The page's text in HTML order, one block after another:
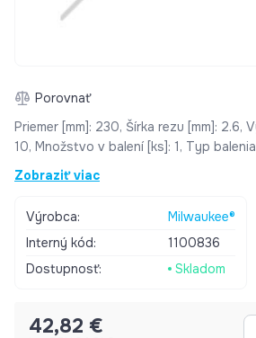
Porovnať
Priemer [mm]: 230, Šírka rezu [mm]: 2.6,
10, Množstvo v balení [ks]: 1, Typ
Vápencové/pieskovcové tvárnice -
Vhodný, Vápencové/pieskovcové
Zobraziť viac
Výrobca:
Milwaukee®
Interný kód:
1100836
Dostupnosť:
Skladom
42,82 €